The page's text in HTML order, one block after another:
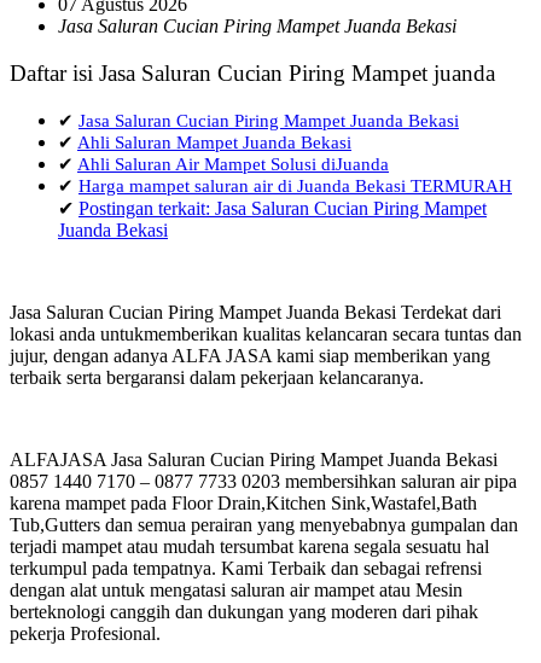
Jasa Saluran Cucian Piring Mampet Juanda Bekasi
Daftar isi Jasa Saluran Cucian Piring Mampet juanda
✔ Jasa Saluran Cucian Piring Mampet Juanda Bekasi
✔ Ahli Saluran Mampet Juanda Bekasi
✔ Ahli Saluran Air Mampet Solusi diJuanda
✔ Harga mampet saluran air di Juanda Bekasi TERMURAH
✔ Postingan terkait: Jasa Saluran Cucian Piring Mampet
Juanda Bekasi
Jasa Saluran Cucian Piring Mampet Juanda Bekasi Terdekat dari
lokasi anda untukmemberikan kualitas kelancaran secara tuntas dan
jujur, dengan adanya ALFA JASA kami siap memberikan yang
terbaik serta bergaransi dalam pekerjaan kelancaranya.
ALFAJASA Jasa Saluran Cucian Piring Mampet Juanda Bekasi
0857 1440 7170 – 0877 7733 0203 membersihkan saluran air pipa
karena mampet pada Floor Drain,Kitchen Sink,Wastafel,Bath
Tub,Gutters dan semua perairan yang menyebabnya gumpalan dan
terjadi mampet atau mudah tersumbat karena segala sesuatu hal
terkumpul pada tempatnya. Kami Terbaik dan sebagai refrensi
dengan alat untuk mengatasi saluran air mampet atau Mesin
berteknologi canggih dan dukungan yang moderen dari pihak
pekerja Profesional.